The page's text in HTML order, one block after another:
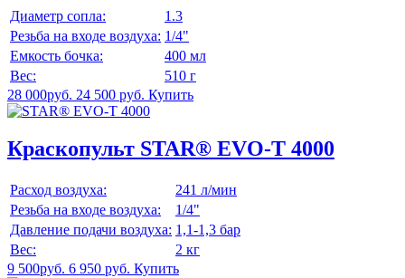
Диаметр сопла:
1.3
Резьба на входе воздуха: 1/4"
Емкость бочка:
400 мл
Вес:
510 г
28 000руб. 24 500 руб. Купить
Краскопульт STAR® EVO-T 4000
Расход воздуха:
241 л/мин
Резьба на входе воздуха:
1/4"
Давление подачи воздуха: 1,1-1,3 бар
Вес:
2 кг
9 500руб. 6 950 руб. Купить